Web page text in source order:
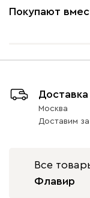
Покупают
Москва
Доставим за
Все
Флавир